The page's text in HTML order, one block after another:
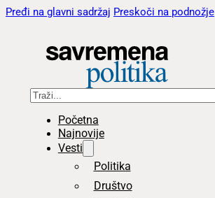
Pređi na glavni sadržaj Preskoči na podnožje
Pretraga
Početna
Najnovije
Vesti
Politika
Društvo